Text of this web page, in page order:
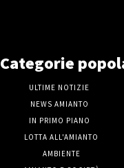
Categorie
ULTIME NOTIZIE
NEWS AMIANTO
IN PRIMO PIANO
LOTTA ALL'AMIANTO
AMBIENTE